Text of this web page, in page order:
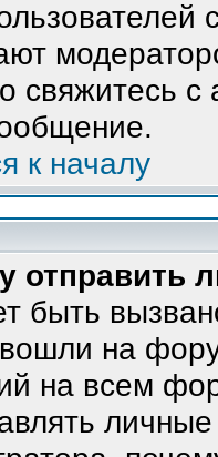
свяжитесь
к началу
отправить
быть
на
на всем